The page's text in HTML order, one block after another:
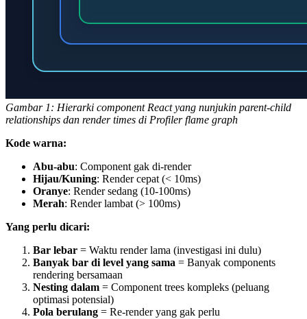
Gambar 1: Hierarki component React yang nunjukin parent-child
relationships dan render times di Profiler flame graph
Kode warna:
Abu-abu: Component gak di-render
Hijau/Kuning: Render cepat (< 10ms)
Oranye: Render sedang (10-100ms)
Merah: Render lambat (> 100ms)
Yang perlu dicari:
Bar lebar = Waktu render lama (investigasi ini dulu)
Banyak bar di level yang sama = Banyak components
rendering bersamaan
Nesting dalam = Component trees kompleks (peluang
optimasi potensial)
Pola berulang = Re-render yang gak perlu